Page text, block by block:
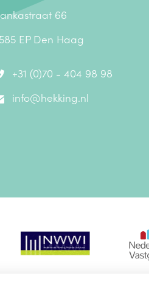
66
EP Den Haag
+31 (0)70 - 404 98 98
info@hekking.nl